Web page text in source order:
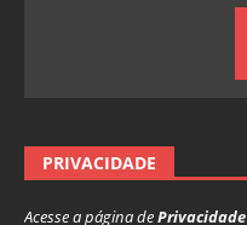
PRIVACIDADE
Acesse a página dePrivacidade